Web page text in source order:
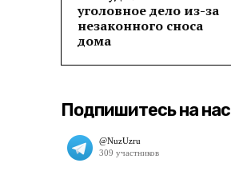
уголовное дело из-за
незаконного сноса
дома
Подпишитесь на нас